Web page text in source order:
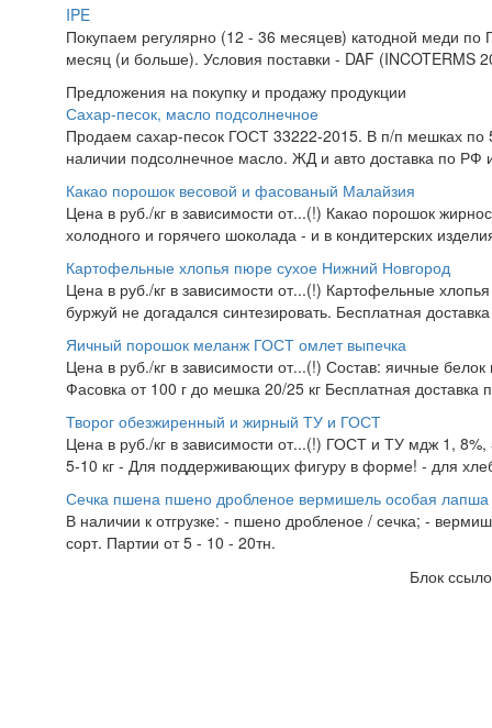
IPE
Покупаем регулярно (12 - 36 месяцев) катодной меди
месяц (и больше). Условия поставки - DAF (INCOTERMS
Предложения на покупку и продажу продукции
Сахар-песок, масло подсолнечное
Продаем сахар-песок ГОСТ 33222-2015. В п/п мешках по
наличии подсолнечное масло. ЖД и авто доставка по
Какао порошок весовой и фасованый Малайзия
Цена в руб./кг в зависимости от...(!) Какао порошок
холодного и горячего шоколада - и в кондитерских
Картофельные хлопья пюре сухое Нижний Новгород
Цена в руб./кг в зависимости от...(!) Картофельные
буржуй не догадался синтезировать. Бесплатная
Яичный порошок меланж ГОСТ омлет выпечка
Цена в руб./кг в зависимости от...(!) Состав: яичные
Фасовка от 100 г до мешка 20/25 кг Бесплатная
Творог обезжиренный и жирный ТУ и ГОСТ
Цена в руб./кг в зависимости от...(!) ГОСТ и ТУ мдж 1,
5-10 кг - Для поддерживающих фигуру в форме! - для
Сечка пшена пшено дробленое вермишель особая лапша
В наличии к отгрузке: - пшено дробленое / сечка; -
сорт. Партии от 5 - 10 - 20тн.
Блок